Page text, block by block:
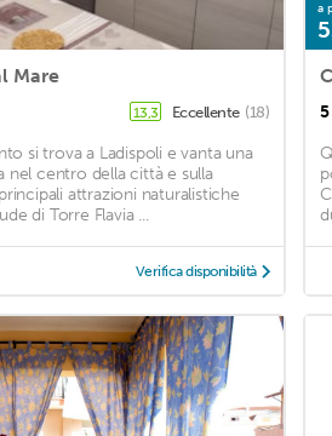
Mare
13,3 Eccellente (18)
si trova a Ladispoli e vanta una
nel centro della città e sulla
attrazioni naturalistiche
di Torre Flavia ...
Verifica disponibilità
a
5